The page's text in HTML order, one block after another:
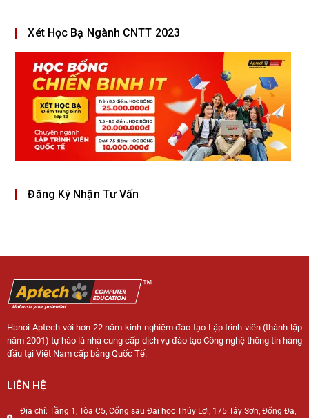
Xét Học Bạ Ngành CNTT 2023
Đăng Ký Nhận Tư Vấn
Hanoi-Aptech với hơn 22 năm kinh nghiệm đào tạo Lập trình viên (thành lập
năm 2001) tự hào là nhà cung cấp dịch vụ đào tạo Công nghệ thông tin hàng
đầu tại Việt Nam cấp bằng Quốc Tế.
LIÊN HỆ
Địa chỉ: Tầng 1, Tòa C5, Cổng sau Đại học Thủy Lợi, 175 Tây Sơn, Đống Đa,